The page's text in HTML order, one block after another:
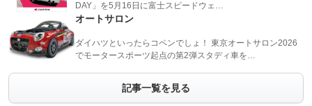
DAY」を5月16日に富士スピードウェ…
オートサロン
ダイハツといったらコペンでしょ！ 東京オートサロン2026
でモータースポーツ起点の第2弾スタディ車を…
記事一覧を見る